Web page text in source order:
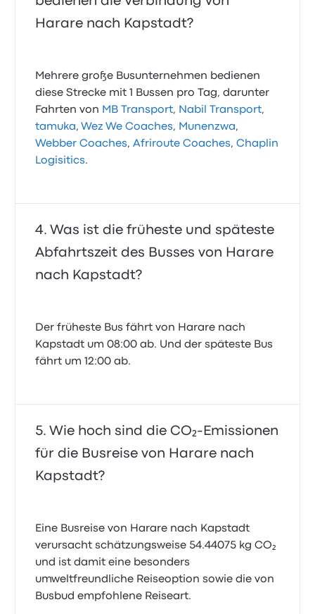
Harare nach Kapstadt?
Mehrere große Busunternehmen bedienen
diese Strecke mit 1 Bussen pro Tag, darunter
Fahrten von MB Transport, Nabil Transport,
tamuka,Wez We Coaches, Munenzwa,
Webber Coaches,Afriroute Coaches,Chaplin
Logisitics.
Was ist die früheste und späteste
Abfahrtszeit des Busses von Harare
nach Kapstadt?
Der früheste Bus fährt von Harare nach
Kapstadt um 08:00 ab. Und der späteste Bus
fährt um 12:00 ab.
Wie hoch sind die CO₂-Emissionen
für die Busreise von Harare nach
Kapstadt?
Eine Busreise von Harare nach Kapstadt
verursacht schätzungsweise 54.44075 kg CO₂
und ist damit eine besonders
umweltfreundliche Reiseoption sowie die von
Busbud empfohlene Reiseart.